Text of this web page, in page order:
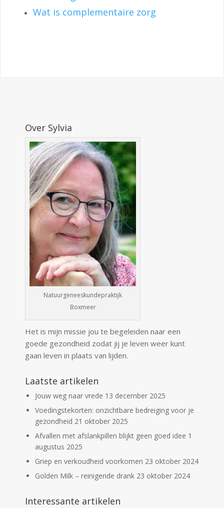
Wat is complementaire zorg
Over Sylvia
Natuurgeneeskundepraktijk
Boxmeer
Het is mijn missie jou te begeleiden naar een
goede gezondheid zodat jij je leven weer kunt
gaan leven in plaats van lijden.
Laatste artikelen
Jouw weg naar vrede 13 december 2025
Voedingstekorten: onzichtbare bedreiging voor je
gezondheid 21 oktober 2025
Afvallen met afslankpillen blijkt geen goed idee 1
augustus 2025
Griep en verkoudheid voorkomen 23 oktober 2024
Golden Milk – reinigende drank 23 oktober 2024
Interessante artikelen